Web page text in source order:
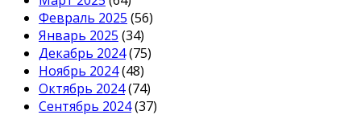
Февраль 2025 (56)
Январь 2025 (34)
Декабрь 2024(75)
Ноябрь 2024(48)
Октябрь 2024(74)
Сентябрь 2024(37)